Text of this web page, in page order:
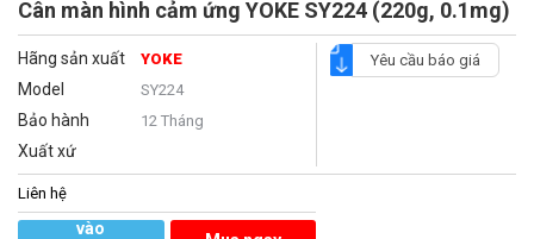
Cân màn hình cảm ứng YOKE SY224 (220g, 0.1mg)
Hãng sản xuất YOKE
Model SY224
Bảo hành 12 Tháng
Xuất xứ
Yêu cầu báo giá
Liên hệ
vào